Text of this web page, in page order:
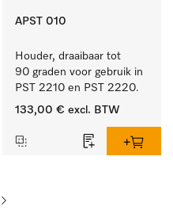
APST 010
Houder, draaibaar tot
90 graden voor gebruik in
PST 2210 en PST 2220.
133,00 € excl. BTW